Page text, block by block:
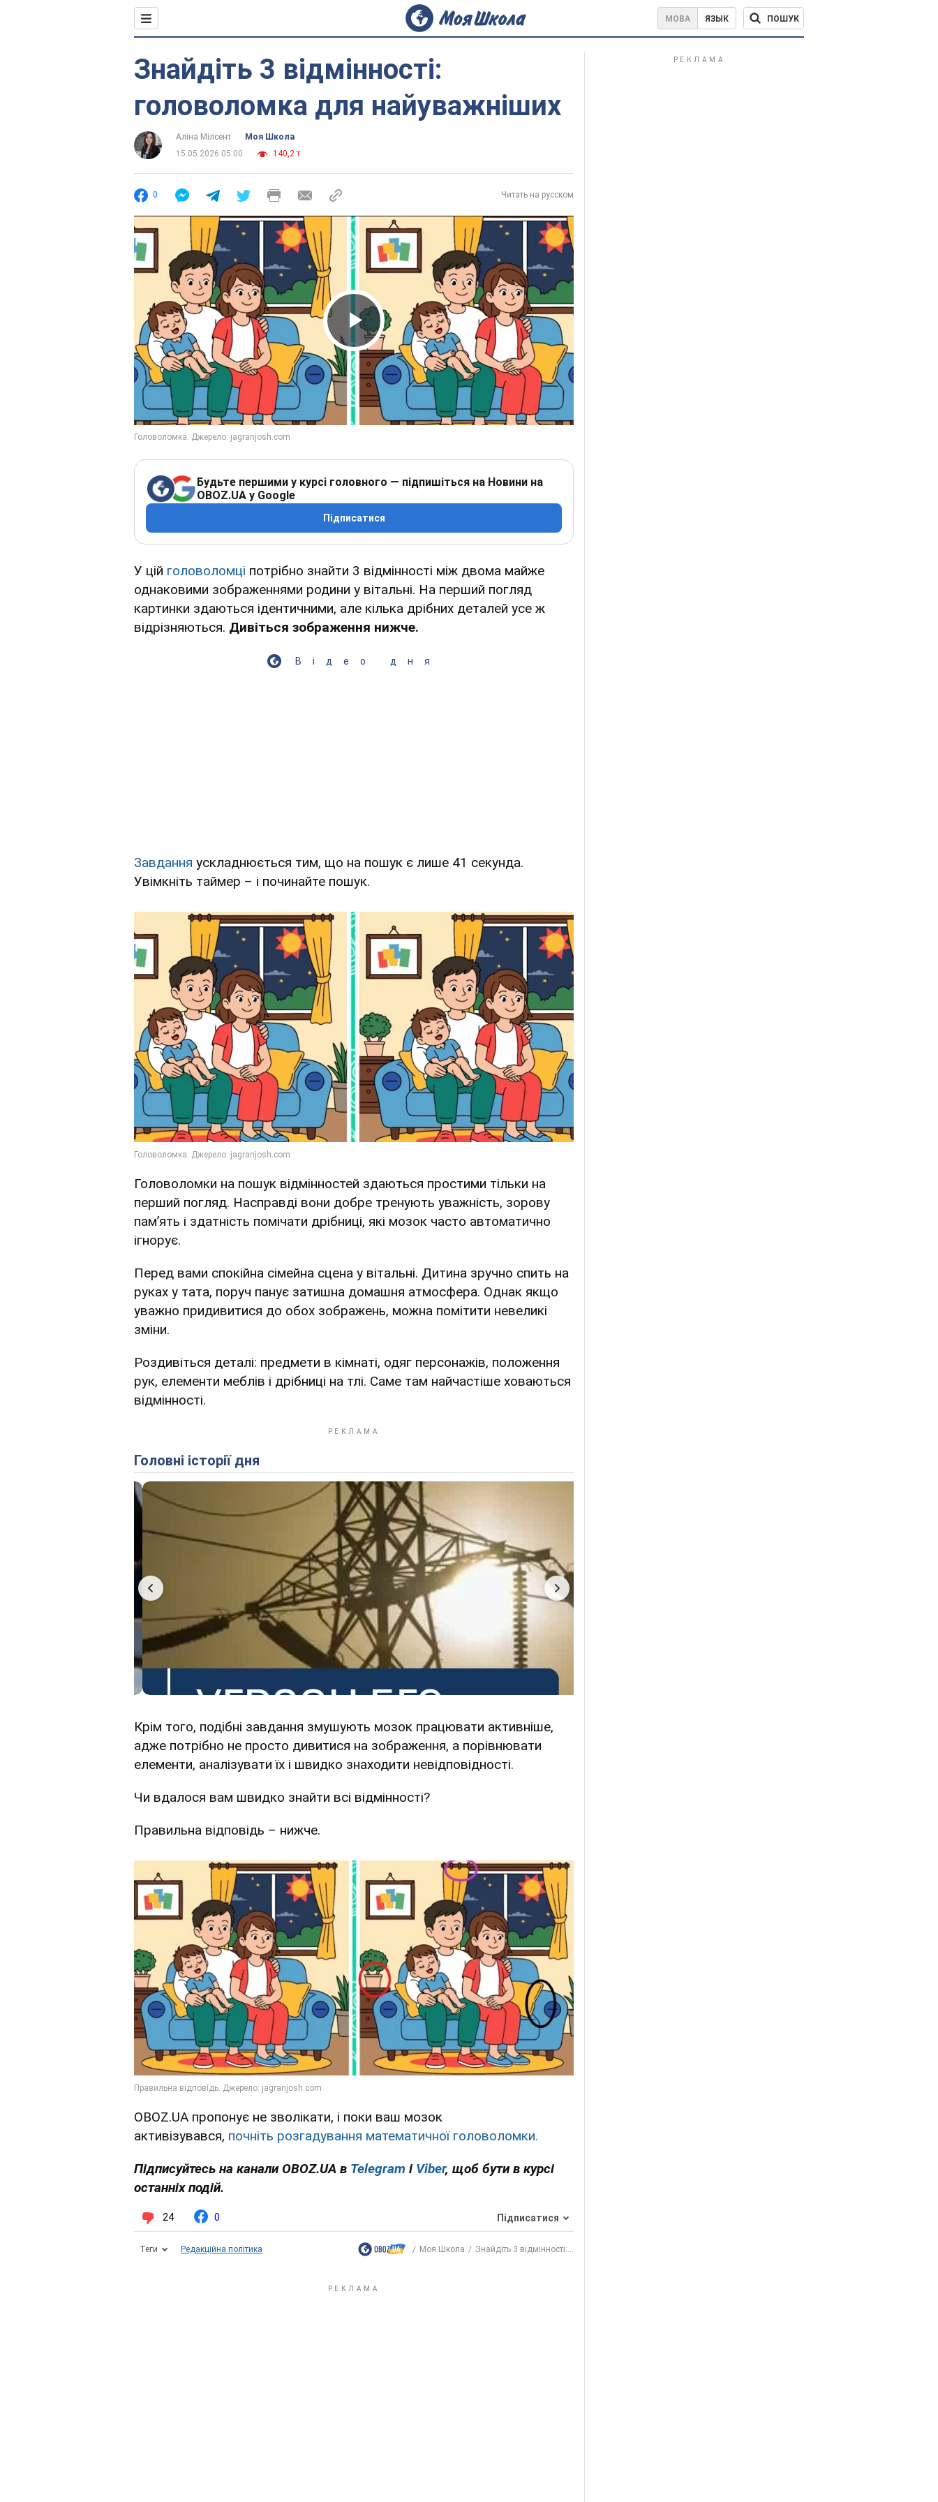
МОВА ЯЗЫК ПОШУК
Знайдіть 3 відмінності:
головоломка для найуважніших
Аліна Мілсент
Моя Школа
15.05.2026 05:00
140,2 т.
0 Читать на русском
Play Video
Будьте першими у курсі головного — підпишіться на Новини на
OBOZ.UA у Google
Підписатися
У цій головоломці потрібно знайти 3 відмінності між двома майже
однаковими зображеннями родини у вітальні. На перший погляд
картинки здаються ідентичними, але кілька дрібних деталей усе ж
відрізняються. Дивіться зображення нижче.
Відео дня
Завдання ускладнюється тим, що на пошук є лише 41 секунда.
Увімкніть таймер – і починайте пошук.
Головоломки на пошук відмінностей здаються простими тільки на
перший погляд. Насправді вони добре тренують уважність, зорову
пам’ять і здатність помічати дрібниці, які мозок часто автоматично
ігнорує.
Перед вами спокійна сімейна сцена у вітальні. Дитина зручно спить на
руках у тата, поруч панує затишна домашня атмосфера. Однак якщо
уважно придивитися до обох зображень, можна помітити невеликі
зміни.
Роздивіться деталі: предмети в кімнаті, одяг персонажів, положення
рук, елементи меблів і дрібниці на тлі. Саме там найчастіше ховаються
відмінності.
Головні історії дня
Крім того, подібні завдання змушують мозок працювати активніше,
адже потрібно не просто дивитися на зображення, а порівнювати
елементи, аналізувати їх і швидко знаходити невідповідності.
Чи вдалося вам швидко знайти всі відмінності?
Правильна відповідь – нижче.
OBOZ.UA пропонує не зволікати, і поки ваш мозок
активізувався, почніть розгадування математичної головоломки.
Підписуйтесь на канали OBOZ.UA в Telegram і Viber, щоб бути в курсі
останніх подій.
24 0 Підписатися
Теги Редакційна політика Моя Школа Знайдіть 3 відмінності:...